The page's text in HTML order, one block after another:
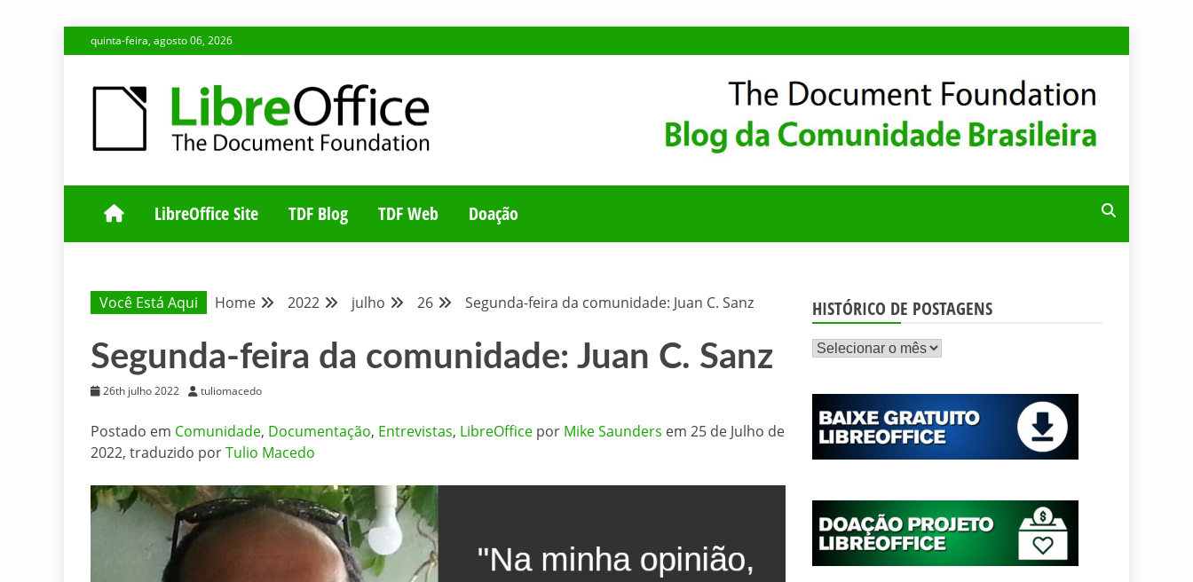
to
quinta-feira, agosto 06, 2026
BLOG DA COMUNIDADE BRASILEIRA
LibreOffice Site TDF Blog TDF Web Doação
Você Está Aqui Home 2022 julho 26 Segunda-feira da comunidade: Juan C. Sanz
Segunda-feira da comunidade: Juan C. Sanz
26th julho 2022 tuliomacedo
Postado em Comunidade, Documentação, Entrevistas, LibreOffice por Mike Saunders em 25 de Julho de
2022, traduzido porTulio Macedo
HISTÓRICO DE POSTAGENS
Histórico
postagens